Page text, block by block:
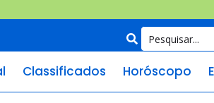
Classificados Horóscopo